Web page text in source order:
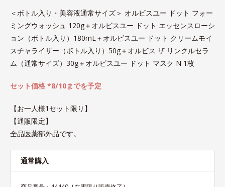
＜ボトル入り・美容液通常サイズ＞ オルビスユー ドット フォー
ミングウォッシュ 120g＋オルビスユー ドット エッセンスローシ
ョン（ボトル入り）180mL＋オルビスユー ドット クリームモイ
スチャライザー（ボトル入り）50g＋オルビス ザ リンクルセラ
ム（通常サイズ）30g＋オルビスユー ドット マスク N 1枚
セット価格 *8/10までを予定
【お一人様1セット限り】
【通販限定】
全品医薬部外品です。
通常購入